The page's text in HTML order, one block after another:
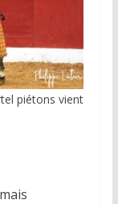
piétons vient